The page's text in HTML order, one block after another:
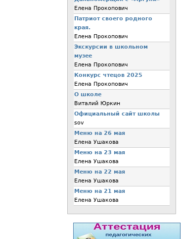
Елена Прокопович
Патриот своего родного
края.
Елена Прокопович
Экскурсии в школьном
музее
Елена Прокопович
Конкурс чтецов 2025
Елена Прокопович
О школе
Виталий Юркин
Официальный сайт школы
sov
Меню на 26 мая
Елена Ушакова
Меню на 23 мая
Елена Ушакова
Меню на 22 мая
Елена Ушакова
Меню на 21 мая
Елена Ушакова